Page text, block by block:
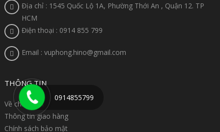
Địa chỉ : 1545 Quốc Lộ 1A, Phường Thới An , Quận 12. TP
HCM
Điện thoại : 0914 855 799
Email : vuphong.hino@gmail.com
THÔNG TIN
Về chúng tôi
Thông tin giao hàng
Chính sách bảo mật
0914855799